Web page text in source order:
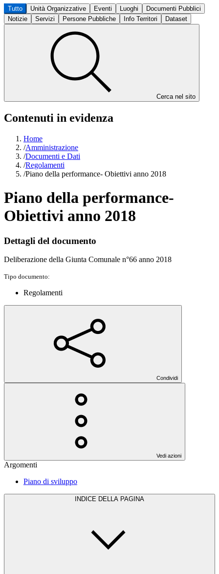
Tutto Unità Organizzative Eventi Luoghi
Documenti Pubblici
Notizie
Servizi Persone Pubbliche Info Territori Dataset
Cerca nel sito
Contenuti in evidenza
Home
/Amministrazione
/Documenti e Dati
/Regolamenti
/Piano della performance- Obiettivi anno 2018
Piano della performance-
Obiettivi anno 2018
Dettagli del documento
Deliberazione della Giunta Comunale n°66 anno 2018
Tipo documento:
Regolamenti
Condividi
Vedi azioni
Argomenti
Piano di sviluppo
INDICE DELLA PAGINA